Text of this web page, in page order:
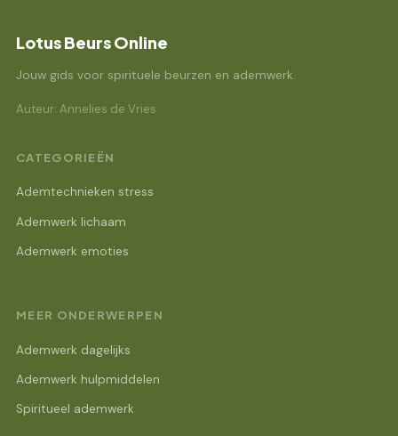
Lotus Beurs Online
Jouw gids voor spirituele beurzen en ademwerk.
Auteur: Annelies de Vries
CATEGORIEËN
Ademtechnieken stress
Ademwerk lichaam
Ademwerk emoties
MEER ONDERWERPEN
Ademwerk dagelijks
Ademwerk hulpmiddelen
Spiritueel ademwerk